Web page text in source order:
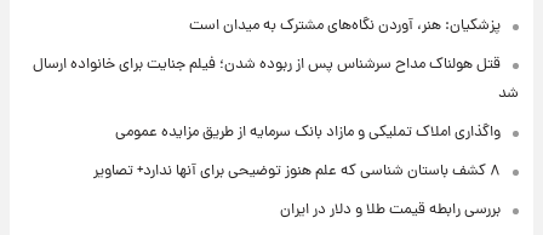
پزشکیان: هنر، آوردن نگاه‌های مشترک به میدان است
قتل هولناک مداح سرشناس پس از ربوده شدن؛ فیلم جنایت برای خانواده ارسال
شد
واگذاری املاک تملیکی و مازاد بانک سرمایه از طریق مزایده عمومی
۸ کشف باستان شناسی که علم هنوز توضیحی برای آنها ندارد+ تصاویر
بررسی رابطه قیمت طلا و دلار در ایران